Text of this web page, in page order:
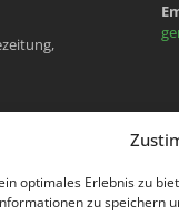
optimales Erlebnis zu
zu speichern
Meldeamt,